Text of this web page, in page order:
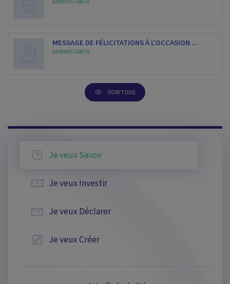
ADMINISTRATIF
MESSAGE DE FÉLICITATIONS À L'OCCASION ...
ADMINISTRATIF
VOIR TOUS
Je veux Savoir
Je veux Investir
Je veux Déclarer
Je veuxCréer